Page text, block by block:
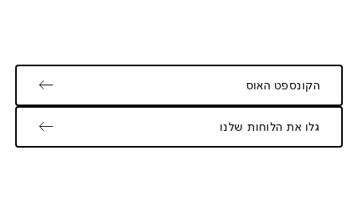
הקונספט האוס
גלו את הלוחות שלנו